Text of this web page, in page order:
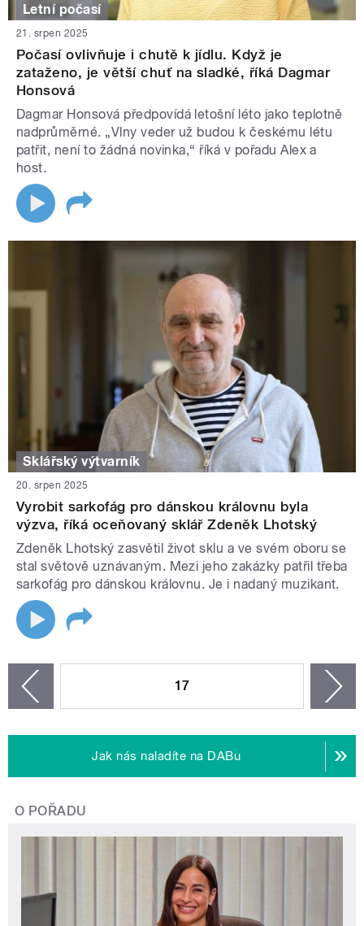
Letní počasí
21. srpen 2025
Počasí ovlivňuje i chutě k jídlu. Když je
zataženo, je větší chuť na sladké, říká Dagmar
Honsová
Dagmar Honsová předpovídá letošní léto jako teplotně
nadprůměrné. „Vlny veder už budou k českému létu
patřit, není to žádná novinka,“ říká v pořadu Alex a
host.
Sklářský výtvarník
20. srpen 2025
Vyrobit sarkofág pro dánskou královnu byla
výzva, říká oceňovaný sklář Zdeněk Lhotský
Zdeněk Lhotský zasvětil život sklu a ve svém oboru se
stal světově uznávaným. Mezi jeho zakázky patřil třeba
sarkofág pro dánskou královnu. Je i nadaný muzikant.
17
Jak nás naladíte na DABu
O POŘADU